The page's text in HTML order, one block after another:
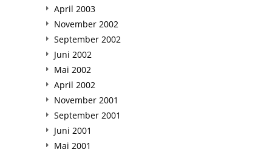
April 2003
November 2002
September 2002
Juni 2002
Mai 2002
April 2002
November 2001
September 2001
Juni 2001
Mai 2001